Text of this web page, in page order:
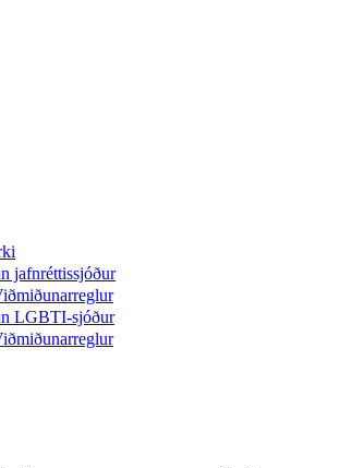
jafnréttissjóður
LGBTI-sjóður